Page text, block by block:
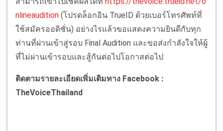
nlineaudition (โปรดล็อกอิน TrueID ด้วยเบอร์โทรศัพท์ที่
ใช้สมัครออดิชั่น) อย่างไรแล้วขอแสดงความยินดีกับทุก
ท่านที่ผ่านเข้าสู่รอบ Final Audition และขอส่งกำลังใจให้ผู้
ที่ไม่ผ่านเข้ารอบและสู้กันต่อไปโอกาสต่อไป
ติดตามรายละเอียดเพิ่มเติมทาง Facebook :
TheVoiceThailand